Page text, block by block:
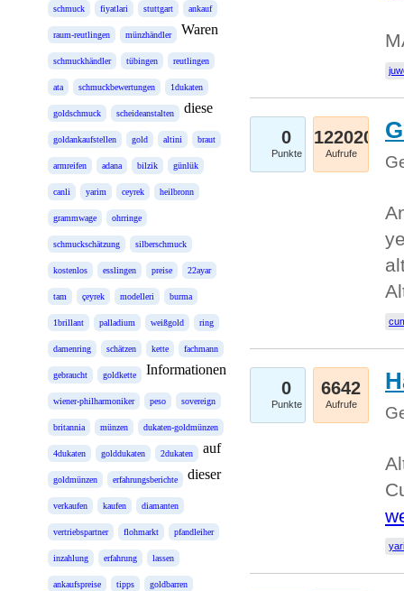
schmuck fiyatlari stuttgart ankauf
raum-reutlingen münzhändler
schmuckhändler tübingen reutlingen
ata schmuckbewertungen 1dukaten
goldschmuck scheideanstalten
goldankaufstellen gold altini braut
armreifen adana bilzik günlük
canli yarim ceyrek heilbronn
grammwage ohrringe
schmuckschätzung silberschmuck
kostenlos esslingen preise 22ayar
tam çeyrek modelleri burma
1brillant palladium weißgold ring
damenring schätzen kette fachmann
gebraucht goldkette
wiener-philharmoniker peso sovereign
britannia münzen dukaten-goldmünzen
4dukaten golddukaten 2dukaten
goldmünzen erfahrungsberichte
verkaufen kaufen diamanten
vertriebspartner flohmarkt pfandleiher
inzahlung erfahrung lassen
ankaufspreise tipps goldbarren
Waren
diese
Informationen
auf
dieser
0
Punkte
122020
Aufrufe
0
Punkte
6642
Aufrufe